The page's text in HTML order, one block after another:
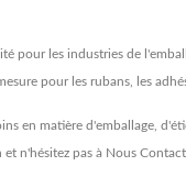
pour les industries de
pour les rubans, les
en matière d'emballage,
et n'hésitez pas à Nous